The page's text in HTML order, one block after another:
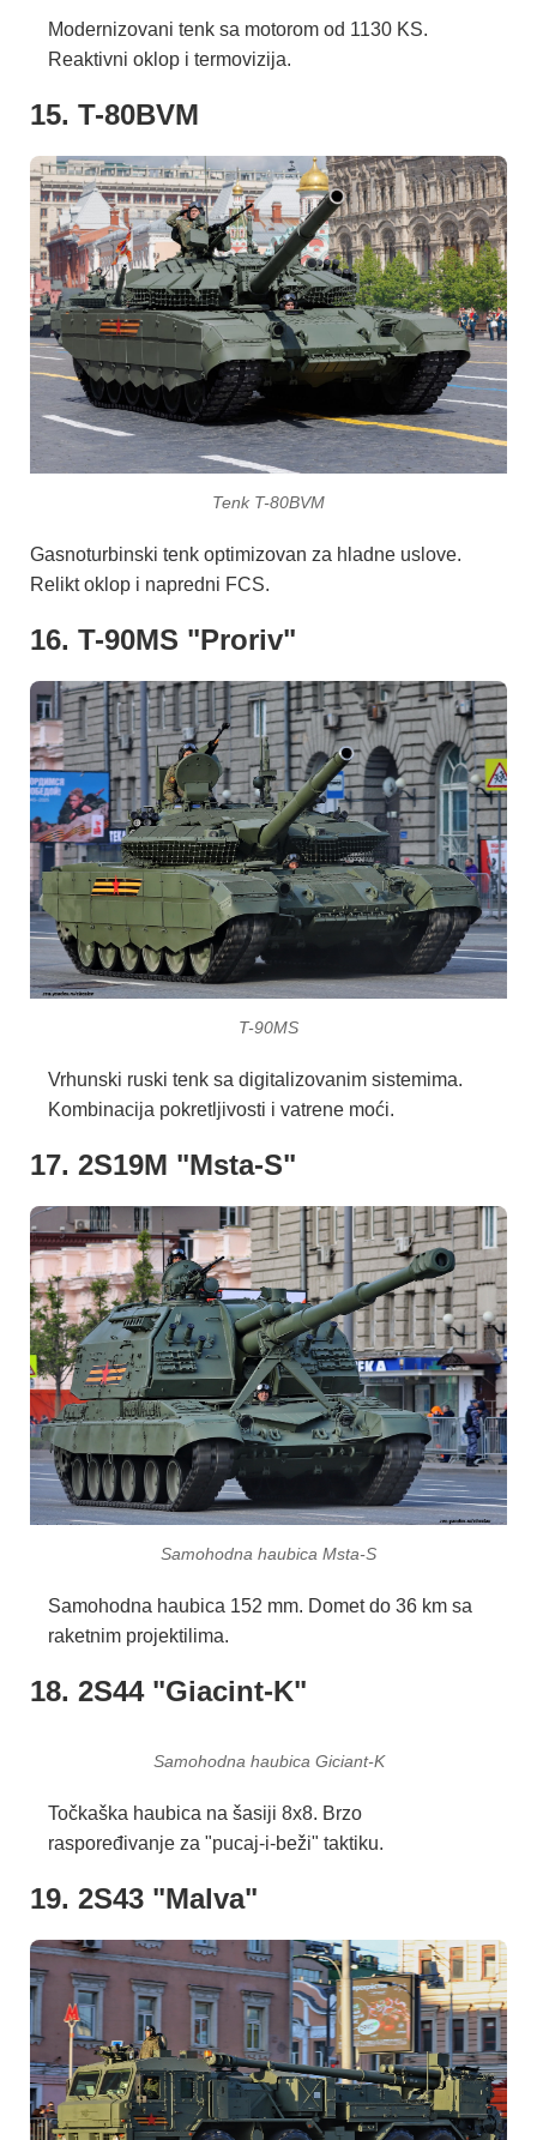
Modernizovani tenk sa motorom od 1130 KS.
Reaktivni oklop i termovizija.
15. T-80BVM
Tenk T-80BVM
Gasnoturbinski tenk optimizovan za hladne uslove.
Relikt oklop i napredni FCS.
16. T-90MS "Proriv"
T-90MS
Vrhunski ruski tenk sa digitalizovanim sistemima.
Kombinacija pokretljivosti i vatrene moći.
17. 2S19M "Msta-S"
Samohodna haubica Msta-S
Samohodna haubica 152 mm. Domet do 36 km sa
raketnim projektilima.
18. 2S44 "Giacint-K"
Samohodna haubica Giciant-K
Točkaška haubica na šasiji 8x8. Brzo
raspoređivanje za "pucaj-i-beži" taktiku.
19. 2S43 "Malva"